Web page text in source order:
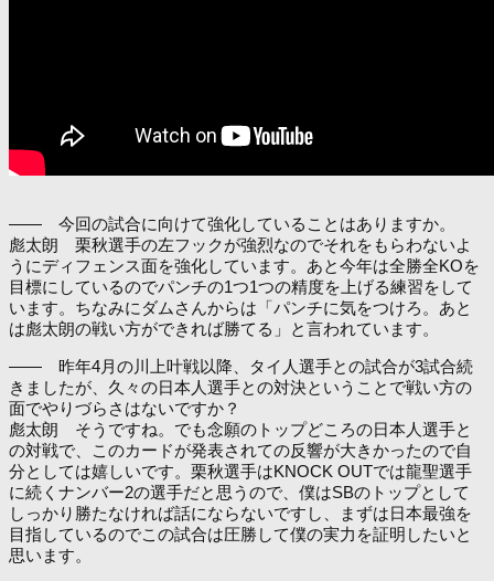
―― 今回の試合に向けて強化していることはありますか。
彪太朗 栗秋選手の左フックが強烈なのでそれをもらわないよ
うにディフェンス面を強化しています。あと今年は全勝全KOを
目標にしているのでパンチの1つ1つの精度を上げる練習をして
います。ちなみにダムさんからは「パンチに気をつけろ。あと
は彪太朗の戦い方ができれば勝てる」と言われています。
―― 昨年4月の川上叶戦以降、タイ人選手との試合が3試合続
きましたが、久々の日本人選手との対決ということで戦い方の
面でやりづらさはないですか？
彪太朗 そうですね。でも念願のトップどころの日本人選手と
の対戦で、このカードが発表されての反響が大きかったので自
分としては嬉しいです。栗秋選手はKNOCK OUTでは龍聖選手
に続くナンバー2の選手だと思うので、僕はSBのトップとして
しっかり勝たなければ話にならないですし、まずは日本最強を
目指しているのでこの試合は圧勝して僕の実力を証明したいと
思います。